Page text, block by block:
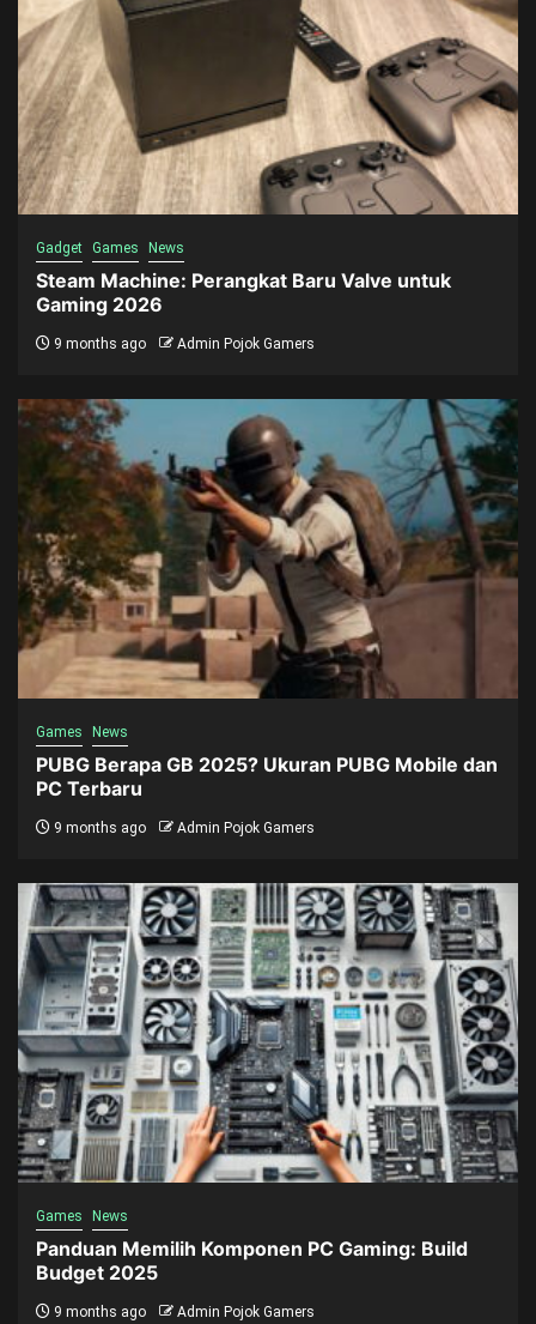
Gadget Games News
Steam Machine: Perangkat Baru Valve untuk
Gaming 2026
9 months ago Admin Pojok Gamers
Games News
PUBG Berapa GB 2025? Ukuran PUBG Mobile dan
PC Terbaru
9 months ago Admin Pojok Gamers
Games News
Panduan Memilih Komponen PC Gaming: Build
Budget 2025
9 months ago Admin Pojok Gamers